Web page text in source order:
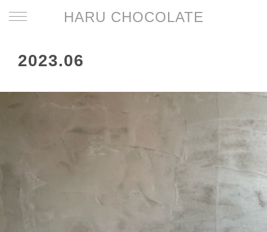
HARU CHOCOLATE
2023.06